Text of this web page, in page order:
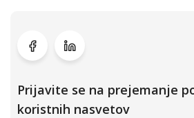
Prijavite se na prejemanje
koristnih nasvetov